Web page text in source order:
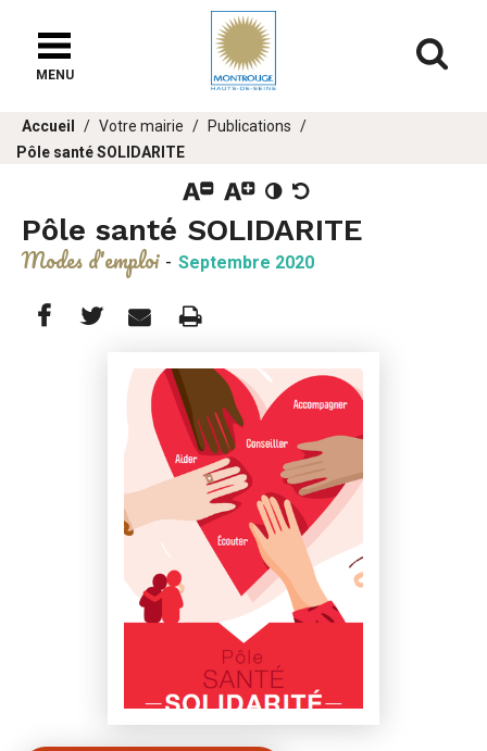
chat
MENU
Vous
êtes
Accueil Votre mairie
Publications
Pôle santé SOLIDARITE
Pôle santé SOLIDARITE
Modes d'emploi - Septembre 2020
Partager
Facebook
Partager
page
sur
Twitter
Partager
page
par
e-
Imprimer